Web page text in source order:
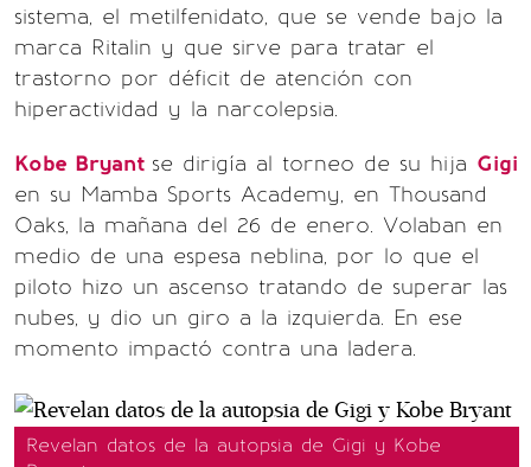
sistema, el metilfenidato, que se vende bajo la
marca Ritalin y que sirve para tratar el
trastorno por déficit de atención con
hiperactividad y la narcolepsia.
Kobe Bryant se dirigía al torneo de su hija Gigi
en su Mamba Sports Academy, en Thousand
Oaks, la mañana del 26 de enero. Volaban en
medio de una espesa neblina, por lo que el
piloto hizo un ascenso tratando de superar las
nubes, y dio un giro a la izquierda. En ese
momento impactó contra una ladera.
Revelan datos de la autopsia de Gigi y Kobe